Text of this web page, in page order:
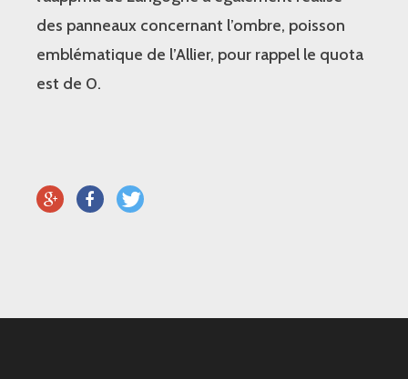
des panneaux concernant l’ombre, poisson
emblématique de l’Allier, pour rappel le quota
est de 0.